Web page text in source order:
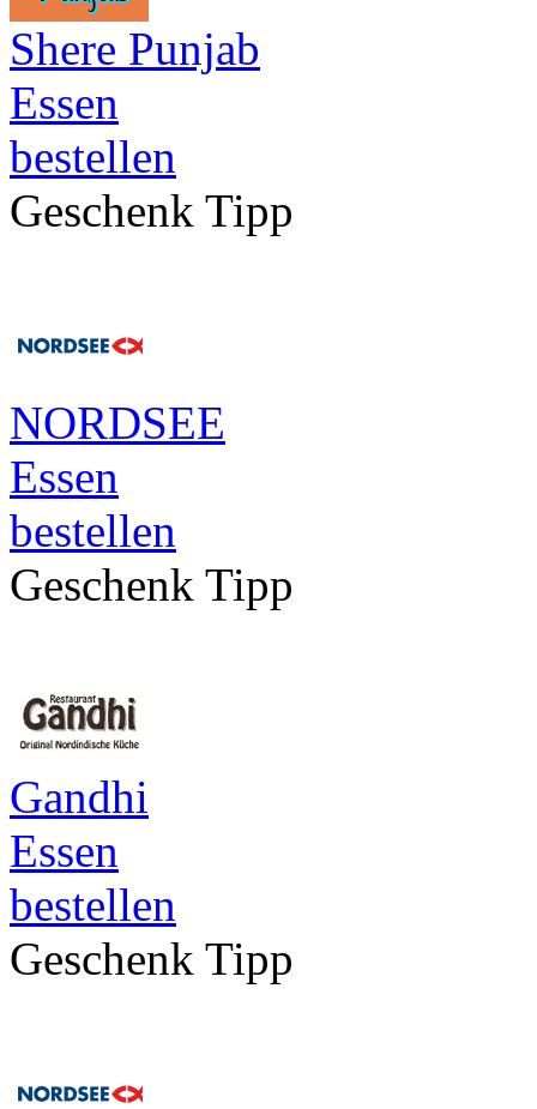
Shere Punjab
Essen
bestellen
Geschenk Tipp
NORDSEE
Essen
bestellen
Geschenk Tipp
Gandhi
Essen
bestellen
Geschenk Tipp